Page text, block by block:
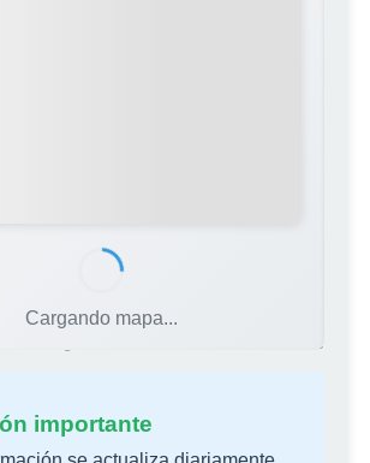
Cargando mapa...
Colegio Oficial de Farmacéuticos de Alicante
importante